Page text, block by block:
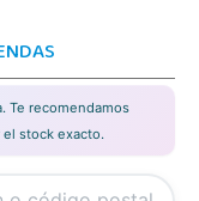
Te recomendamos
stock exacto.